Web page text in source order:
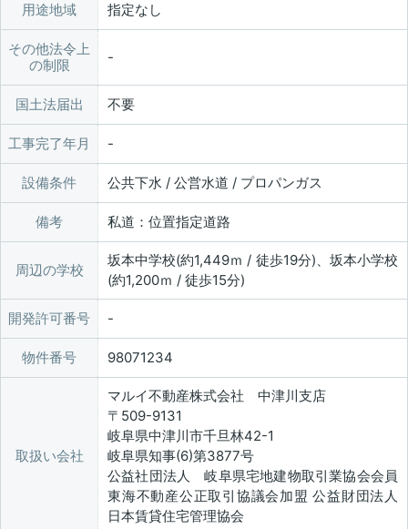
用途地域 指定なし
その他法令上
の制限
国土法届出 不要
工事完了年月
設備条件 公共下水 / 公営水道 / プロパンガス
備考 私道：位置指定道路
周辺の学校
坂本中学校(約1,449ｍ / 徒歩19分)、坂本小学校
(約1,200ｍ / 徒歩15分)
開発許可番号
物件番号 98071234
取扱い会社
マルイ不動産株式会社 中津川支店
〒509-9131
岐阜県中津川市千旦林42-1
岐阜県知事(6)第3877号
公益社団法人 岐阜県宅地建物取引業協会会員
東海不動産公正取引協議会加盟 公益財団法人
日本賃貸住宅管理協会